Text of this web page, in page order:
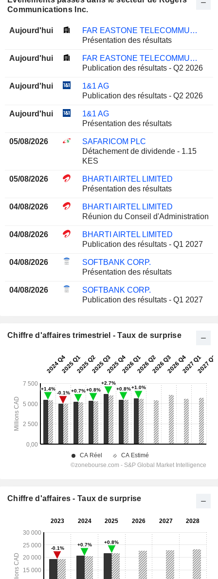
Communications Inc.
Aujourd'hui
FAR EASTONE TELECOMMUNICATIONS CO., LTD.
Présentation des résultats
Aujourd'hui
FAR EASTONE TELECOMMUNICATIONS CO., LTD.
Publication des résultats - Q2 2026
Aujourd'hui
1&1 AG
Publication des résultats - Q2 2026
Aujourd'hui
1&1 AG
Présentation des résultats
05/08/2026
SAFARICOM PLC
Détachement de dividende - 1.15
KES
05/08/2026
BHARTI AIRTEL LIMITED
Présentation des résultats
04/08/2026
BHARTI AIRTEL LIMITED
Réunion du Conseil d'Administration
04/08/2026
BHARTI AIRTEL LIMITED
Publication des résultats - Q1 2027
04/08/2026
SOFTBANK CORP.
Présentation des résultats
04/08/2026
SOFTBANK CORP.
Publication des résultats - Q1 2027
Chiffre d'affaires trimestriel - Taux de surprise
Chiffre d'affaires - Taux de surprise